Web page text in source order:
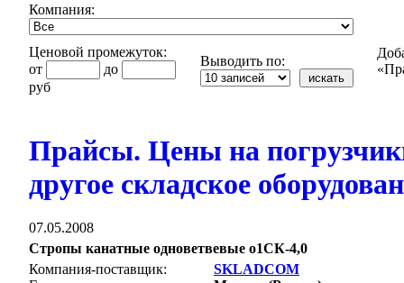
Компания:
Ценовой промежуток:
от
до
руб
Выводить по:
Прайсы. Цены на
другое складское
07.05.2008
Стропы канатные одноветвевые о1СК-4,0
Компания-поставщик:
SKLADCOM